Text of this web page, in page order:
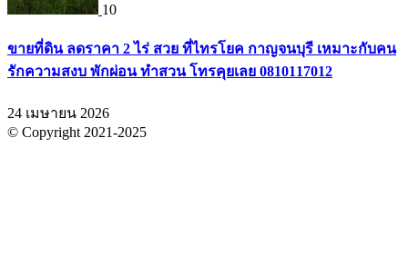
10
ขายที่ดิน ลดราคา 2 ไร่ สวย ที่ไทรโยค กาญจนบุรี เหมาะกับคน
รักความสงบ พักผ่อน ทำสวน โทรคุยเลย 0810117012
24 เมษายน 2026
© Copyright 2021-2025